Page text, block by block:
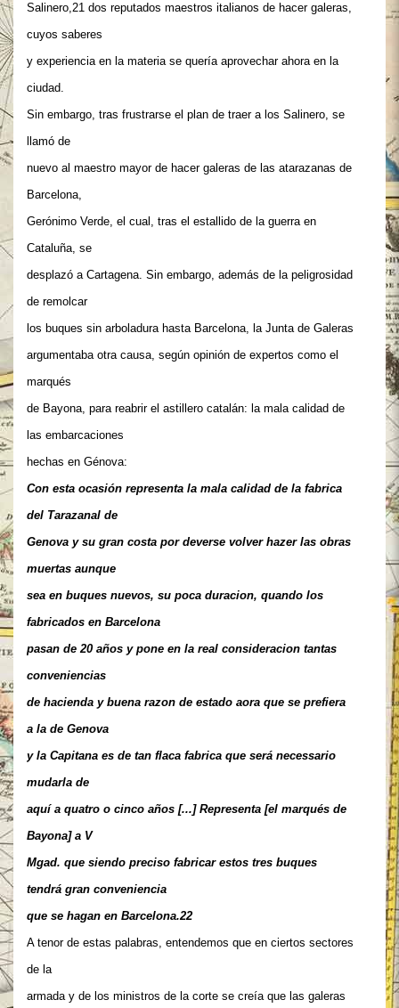
Salinero,21 dos reputados maestros italianos de hacer galeras,
cuyos saberes
y experiencia en la materia se quería aprovechar ahora en la
ciudad.
Sin embargo, tras frustrarse el plan de traer a los Salinero, se
llamó de
nuevo al maestro mayor de hacer galeras de las atarazanas de
Barcelona,
Gerónimo Verde, el cual, tras el estallido de la guerra en
Cataluña, se
desplazó a Cartagena. Sin embargo, además de la peligrosidad
de remolcar
los buques sin arboladura hasta Barcelona, la Junta de Galeras
argumentaba otra causa, según opinión de expertos como el
marqués
de Bayona, para reabrir el astillero catalán: la mala calidad de
las embarcaciones
hechas en Génova:
Con esta ocasión representa la mala calidad de la fabrica
del Tarazanal de
Genova y su gran costa por deverse volver hazer las obras
muertas aunque
sea en buques nuevos, su poca duracion, quando los
fabricados en Barcelona
pasan de 20 años y pone en la real consideracion tantas
conveniencias
de hacienda y buena razon de estado aora que se prefiera
a la de Genova
y la Capitana es de tan flaca fabrica que será necessario
mudarla de
aquí a quatro o cinco años [...] Representa [el marqués de
Bayona] a V
Mgad. que siendo preciso fabricar estos tres buques
tendrá gran conveniencia
que se hagan en Barcelona.22
A tenor de estas palabras, entendemos que en ciertos sectores
de la
armada y de los ministros de la corte se creía que las galeras